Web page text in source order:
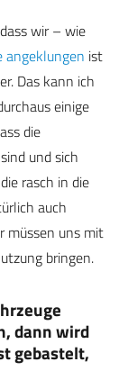
wir – wie
angeklungen ist
Das kann ich
einige
die
und sich
rasch in die
auch
müssen uns mit
bringen.
dann wird
gebastelt,